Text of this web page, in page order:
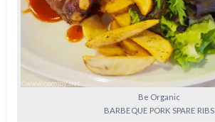
Be Organic
BARBEQUE PORK SPARE RIBS